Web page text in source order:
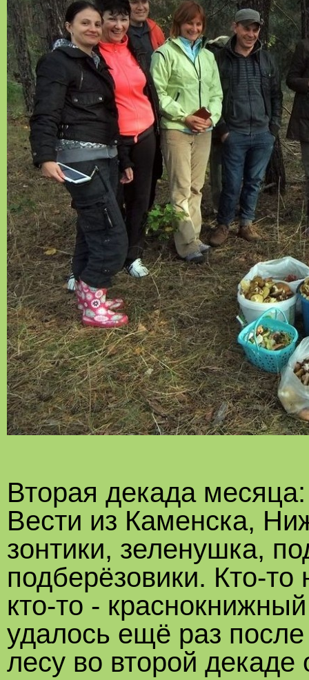
Вторая декада
Вести из Каменска,
зонтики, зеленушка,
подберёзовики. Кто-
кто-то -
удалось ещё раз
лесу во второй